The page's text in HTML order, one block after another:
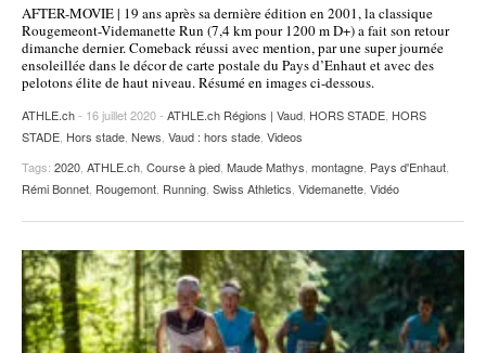
POURQUOI ATHLE.CH ?
ATHLE.CH RÉGIONS | VAUD
HIGHLIGHTS
LIVRES
AFTER-MOVIE | 19 ans après sa dernière édition en 2001, la classique
Rougemeont-Videmanette Run (7,4 km pour 1200 m D+) a fait son retour
dimanche dernier. Comeback réussi avec mention, par une super journée
ensoleillée dans le décor de carte postale du Pays d’Enhaut et avec des
pelotons élite de haut niveau. Résumé en images ci-dessous.
ATHLE.ch- 16 juillet 2020 - ATHLE.ch Régions | Vaud HORS STADE HORS
STADE Hors stade News Vaud : hors stade Videos
Tags: 2020 ATHLE.ch Course à pied Maude Mathys montagne Pays d'Enhaut
Rémi Bonnet Rougemont Running Swiss Athletics Videmanette Vidéo